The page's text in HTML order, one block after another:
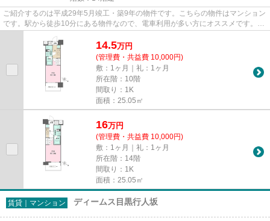
ご紹介するのは平成29年5月竣工・築9年の物件です。こちらの物件はマンション
です。駅から徒歩10分にある物件なので、電車利用が多い方にオススメです。14
14.5万円
(管理費・共益費 10,000円)
敷：1ヶ月｜礼：1ヶ月
所在階：10階
間取り：1K
面積：25.05㎡
16万円
(管理費・共益費 10,000円)
敷：1ヶ月｜礼：1ヶ月
所在階：14階
間取り：1K
面積：25.05㎡
賃貸｜マンション ディームス目黒行人坂